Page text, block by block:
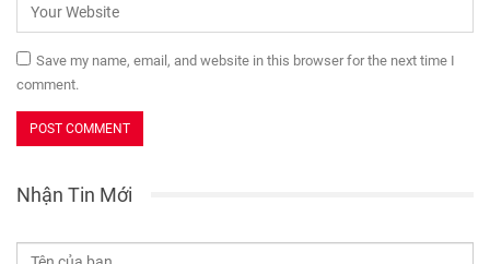
Save my name, email, and website in this browser for the next time I
comment.
Nhận Tin Mới